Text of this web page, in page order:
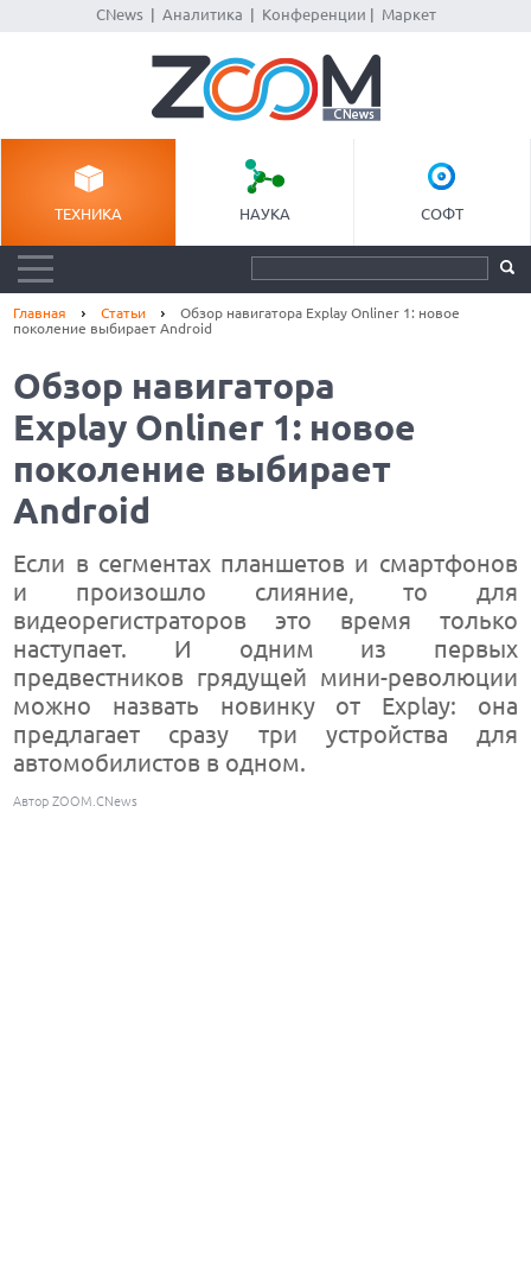
CNews| Аналитика Конференции Маркет
ТЕХНИКА НАУКА СОФТ
Главная Статьи
Обзор навигатора Explay Onliner 1: новое
поколение выбирает Android
Обзор навигатора
Explay Onliner 1: новое
поколение выбирает
Android
Если в сегментах планшетов и смартфонов
и произошло слияние, то для
видеорегистраторов это время только
наступает. И одним из первых
предвестников грядущей мини-революции
можно назвать новинку от Explay: она
предлагает сразу три устройства для
автомобилистов в одном.
Автор ZOOM.CNews